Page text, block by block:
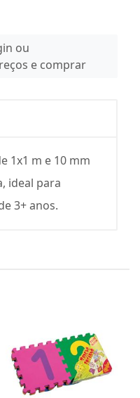
ou
e comprar
1x1 m e 10 mm
ideal para
3+ anos.